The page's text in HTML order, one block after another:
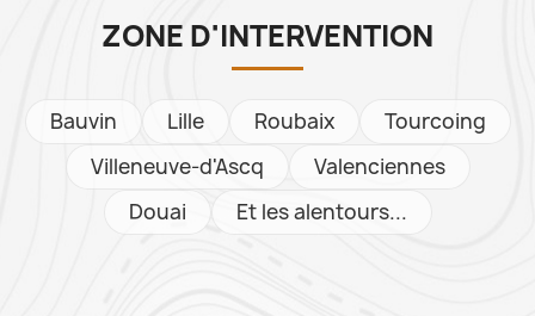
ZONE D'INTERVENTION
Bauvin Lille Roubaix
Tourcoing
Villeneuve-d'Ascq
Valenciennes
Douai
Et les alentours...